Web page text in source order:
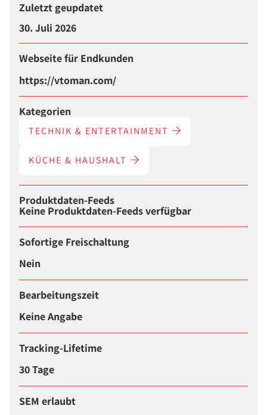
Zuletzt geupdatet
30. Juli 2026
Webseite für Endkunden
https://vtoman.com/
Kategorien
TECHNIK & ENTERTAINMENT
KÜCHE & HAUSHALT
Produktdaten-Feeds
Keine Produktdaten-Feeds verfügbar
Sofortige Freischaltung
Nein
Bearbeitungszeit
Keine Angabe
Tracking-Lifetime
30 Tage
SEM erlaubt